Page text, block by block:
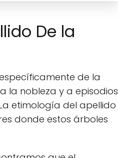
De la
de la
la nobleza y a episodios
etimología del apellido
donde estos árboles